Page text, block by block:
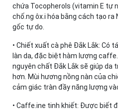
chứa Tocopherols (vitamin E tự
chố.ng ôx.i hóa bằng cách tạo ra
gốc tự do.
• Chiết xuất cà phê Đắk Lắk: Có
làn da, đặc biệt hàm lượng
nguyên chất Đắk Lắk sẽ giúp da
hơn. Mùi hương nồng nàn của
cảm giác tràn đầy năng lượng
• Caffe.ine tinh khiết: Được biết